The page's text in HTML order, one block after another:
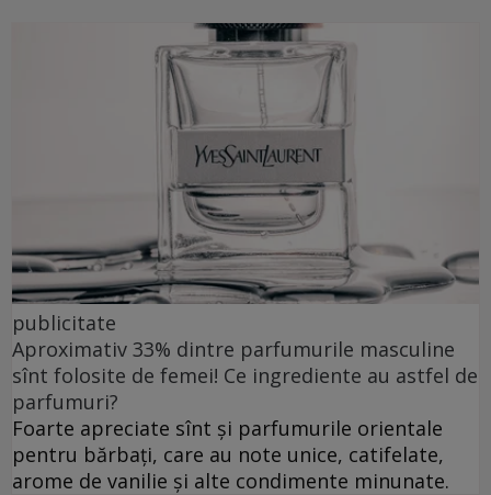
publicitate
Aproximativ 33% dintre parfumurile masculine
sînt folosite de femei! Ce ingrediente au astfel de
parfumuri?
Foarte apreciate sînt și parfumurile orientale
pentru bărbați, care au note unice, catifelate,
arome de vanilie și alte condimente minunate.